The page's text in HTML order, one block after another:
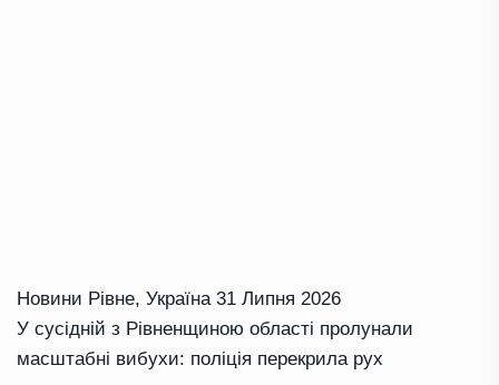
Новини Рівне, Україна 31 Липня 2026
У сусідній з Рівненщиною області пролунали
масштабні вибухи: поліція перекрила рух